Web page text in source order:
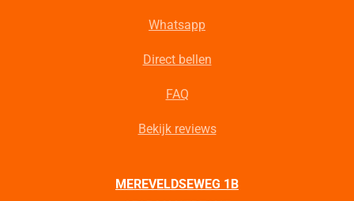
Whatsapp
Direct bellen
FAQ
Bekijk reviews
MEREVELDSEWEG 1B